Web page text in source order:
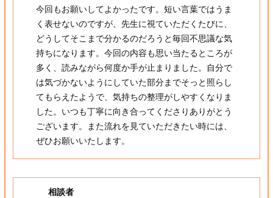
今回もお願いしてよかったです。短い言葉ではうま
く表せないのですが、先生に視ていただくたびに、
どうしてそこまで分かるのだろうと毎回不思議な気
持ちになります。今回の内容も思い当たるところが
多く、読みながら何度か手が止まりました。自分で
は気づかないようにしていた部分までそっと照らし
てもらえたようで、気持ちの整理がしやすくなりま
した。いつも丁寧に向き合ってくださりありがとう
ございます。また流れを見ていただきたい時には、
ぜひお願いいたします。
相談者